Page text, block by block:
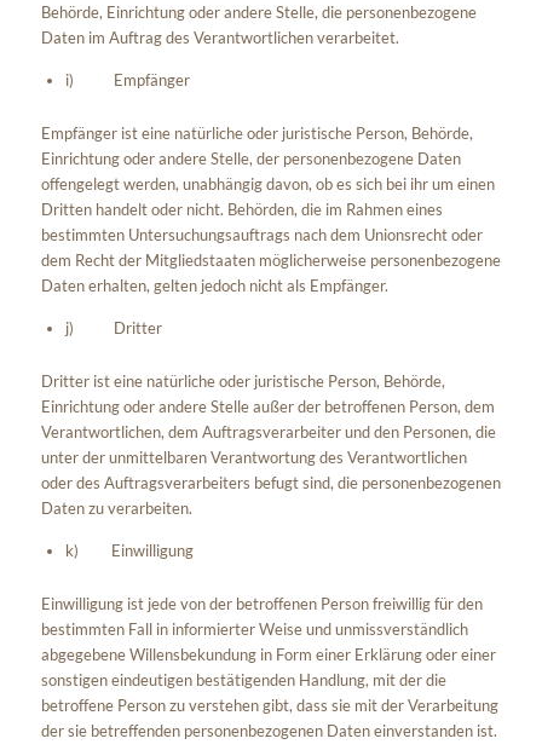
Behörde, Einrichtung oder andere Stelle, die personenbezogene
Daten im Auftrag des Verantwortlichen verarbeitet.
i) Empfänger
Empfänger ist eine natürliche oder juristische Person, Behörde,
Einrichtung oder andere Stelle, der personenbezogene Daten
offengelegt werden, unabhängig davon, ob es sich bei ihr um einen
Dritten handelt oder nicht. Behörden, die im Rahmen eines
bestimmten Untersuchungsauftrags nach dem Unionsrecht oder
dem Recht der Mitgliedstaaten möglicherweise personenbezogene
Daten erhalten, gelten jedoch nicht als Empfänger.
j) Dritter
Dritter ist eine natürliche oder juristische Person, Behörde,
Einrichtung oder andere Stelle außer der betroffenen Person, dem
Verantwortlichen, dem Auftragsverarbeiter und den Personen, die
unter der unmittelbaren Verantwortung des Verantwortlichen
oder des Auftragsverarbeiters befugt sind, die personenbezogenen
Daten zu verarbeiten.
k) Einwilligung
Einwilligung ist jede von der betroffenen Person freiwillig für den
bestimmten Fall in informierter Weise und unmissverständlich
abgegebene Willensbekundung in Form einer Erklärung oder einer
sonstigen eindeutigen bestätigenden Handlung, mit der die
betroffene Person zu verstehen gibt, dass sie mit der Verarbeitung
der sie betreffenden personenbezogenen Daten einverstanden ist.